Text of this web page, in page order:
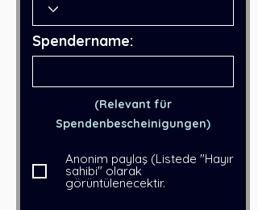
Spendername:
(Relevant für
Spendenbescheinigungen)
Anonim paylaş (Listede "Hayır
sahibi" olarak
görüntülenecektir.